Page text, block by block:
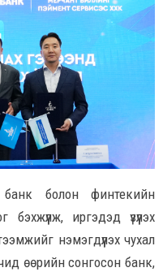
болон финтекийн
иргэдэд үзүүлэх
нэмэгдүүлэх чухал
өөрийн сонгосон банк,